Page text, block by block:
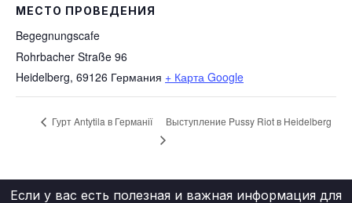
МЕСТО ПРОВЕДЕНИЯ
Begegnungscafe
Rohrbacher Straße 96
Heidelberg, 69126 Германия + Карта Google
Гурт Antytila в Германії Выступление Pussy Riot в Heidelberg
Если у вас есть полезная и важная информация для